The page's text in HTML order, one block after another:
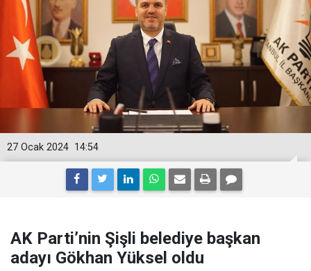
14:54
27 Ocak 2024
AK Parti’nin Şişli belediye başkan
adayı Gökhan Yüksel oldu